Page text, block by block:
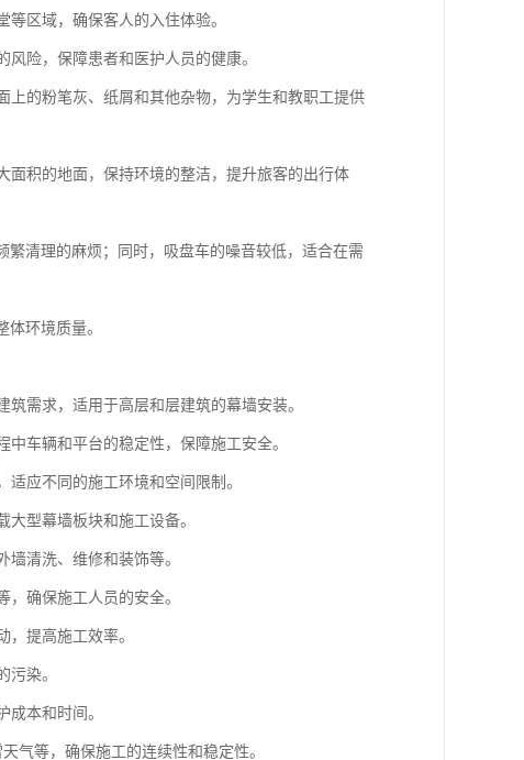
区域，确保客人的入住体验。
险，保障患者和医护人员的健康。
上的粉笔灰、纸屑和其他杂物，为学生和教职工提供
面积的地面，保持环境的整洁，提升旅客的出行体
清理的麻烦；同时，吸盘车的噪音较低，适合在需
环境质量。
需求，适用于高层和层建筑的幕墙安装。
车辆和平台的稳定性，保障施工安全。
应不同的施工环境和空间限制。
型幕墙板块和施工设备。
清洗、维修和装饰等。
确保施工人员的安全。
提高施工效率。
污染。
本和时间。
气等，确保施工的连续性和稳定性。